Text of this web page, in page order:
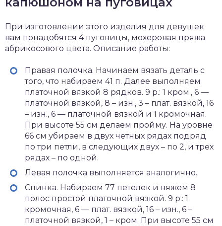
При изготовлении этого изделия для девушек
вам понадобятся 4 пуговицы, мохеровая пряжа
абрикосового цвета. Описание работы:
Правая полочка. Начинаем вязать деталь с
того, что набираем 41 п. Далее выполняем
платочной вязкой 8 рядков. 9 р.: 1 кром., 6 —
платочной вязкой, 8 – изн., 3 – плат. вязкой, 16
– изн., 6 — платочной вязкой и 1 кромочная.
При высоте 55 см делаем пройму. На уровне
66 см убираем в двух четных рядах подряд
по три петли, в следующих двух – по 2, и трех
рядах – по одной.
Левая полочка выполняется аналогично.
Спинка. Набираем 77 петелек и вяжем 8
полос простой платочной вязкой. 9 р.: 1
кромочная, 6 — плат. вязкой, 16 – изн., 6 –
платочной вязкой, 1 – кром. При высоте 55 см